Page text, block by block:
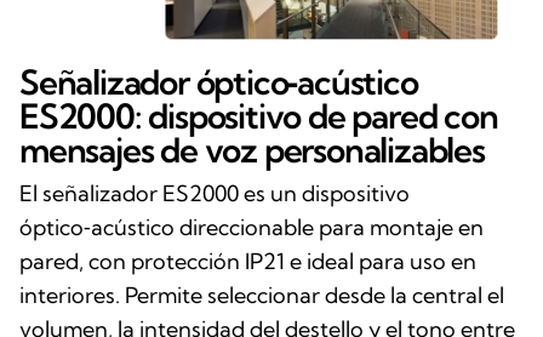
Señalizador óptico‑acústico
ES2000: dispositivo de pared con
mensajes de voz personalizables
El señalizador ES2000 es un dispositivo
óptico‑acústico direccionable para montaje en
pared, con protección IP21 e ideal para uso en
interiores. Permite seleccionar desde la central el
volumen, la intensidad del destello y el tono entre